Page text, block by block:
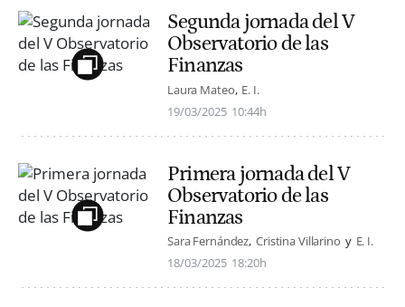
Segunda jornada del V
Observatorio de las
Finanzas
Laura Mateo E. I.
19/03/2025 10:44h
Primera jornada del V
Observatorio de las
Finanzas
Sara Fernández Cristina Villarino
E. I.
18/03/2025 18:20h